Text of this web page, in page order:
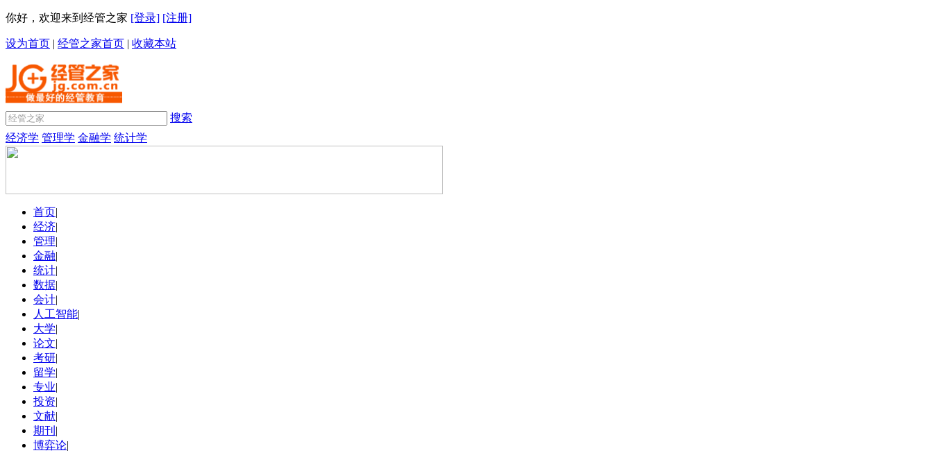
你好，欢迎来到经管之家 [登录] [注册]
设为首页 | 经管之家首页 | 收藏本站
搜索
经济学 管理学 金融学 统计学
首页|
经济|
管理|
金融|
统计|
数据|
会计|
人工智能|
大学|
论文|
考研|
留学|
专业|
投资|
文献|
期刊 |
博弈论|